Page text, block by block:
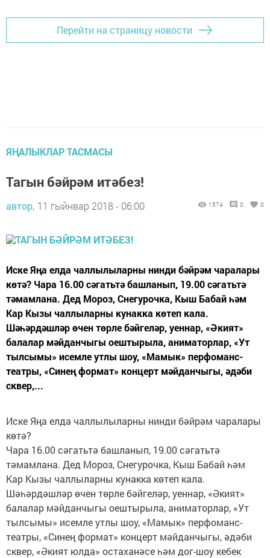
Перейти на страницу новости
ЯҢАЛЫКЛАР ТАСМАСЫ
Тагын бәйрәм итәбез!
автор, 11 гыйнвар 2018 - 06:00 1574 0 0
Иске Яңа елда чаллылыларны нинди бәйрәм чаралары
көтә? Чара 16.00 сәгатьтә башланып, 19.00 сәгатьтә
тәмамлана. Дед Мороз, Снегурочка, Кыш Бабай һәм
Кар Кызы чаллыларны кунакка көтеп кала.
Шәһәрдәшләр өчен төрле бәйгеләр, уеннар, «Әкият»
балалар мәйданчыгы оештырыла, аниматорлар, «Ут
тылсымы» исемле утлы шоу, «Мамык» перфоманс-
театры, «Синең формат» концерт мәйданчыгы, әдәби
сквер,...
Иске Яңа елда чаллылыларны нинди бәйрәм чаралары
көтә?
Чара 16.00 сәгатьтә башланып, 19.00 сәгатьтә
тәмамлана. Дед Мороз, Снегурочка, Кыш Бабай һәм
Кар Кызы чаллыларны кунакка көтеп кала.
Шәһәрдәшләр өчен төрле бәйгеләр, уеннар, «Әкият»
балалар мәйданчыгы оештырыла, аниматорлар, «Ут
тылсымы» исемле утлы шоу, «Мамык» перфоманс-
театры, «Синең формат» концерт мәйданчыгы, әдәби
сквер, «Әкият юлда» остаханәсе һәм дог-шоу кебек